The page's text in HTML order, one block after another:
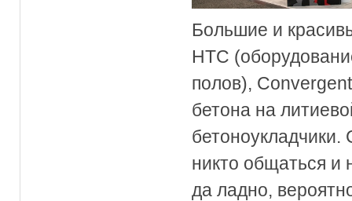
Большие и
HTC
полов),
бетона на
бетоноукладчики.
никто общаться и
да ладно,